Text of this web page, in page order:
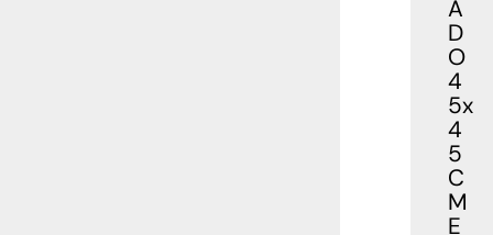
A
D
O
4
5x
4
5
C
M
E